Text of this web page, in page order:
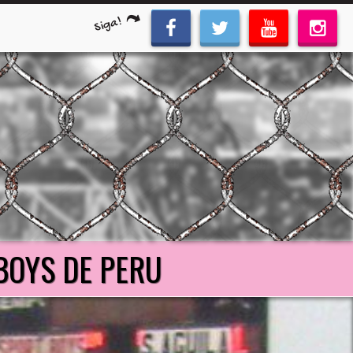
Siga!
DE PERU